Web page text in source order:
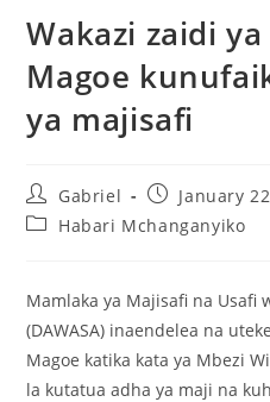
Wakazi zaidi
Magoe
ya majisafi
Gabriel
January
Habari Mchanganyiko
Mamlaka ya Majisafi na Usafi
(DAWASA) inaendelea na
Magoe katika kata ya Mbezi
la kutatua adha ya maji na